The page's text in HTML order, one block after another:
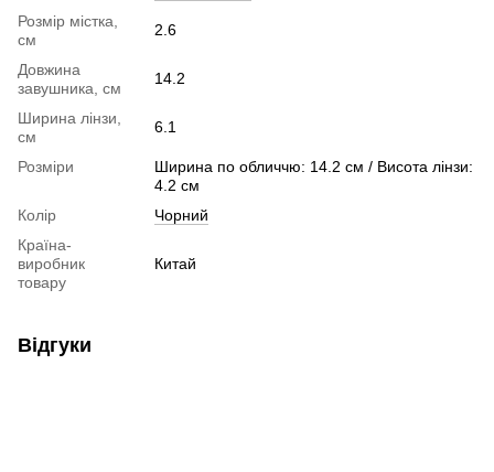
Розмір містка,
см
2.6
Довжина
завушника, см
14.2
Ширина лінзи,
см
6.1
Розміри
Ширина по обличчю: 14.2 см / Висота лінзи:
4.2 см
Колір
Чорний
Країна-
виробник
товару
Китай
Відгуки